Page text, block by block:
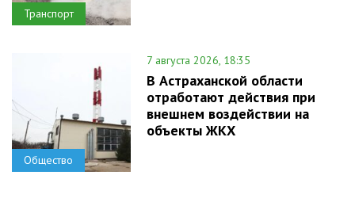
Транспорт
Общество
7 августа 2026, 18:35
В Астраханской области
отработают действия при
внешнем воздействии на
объекты ЖКХ